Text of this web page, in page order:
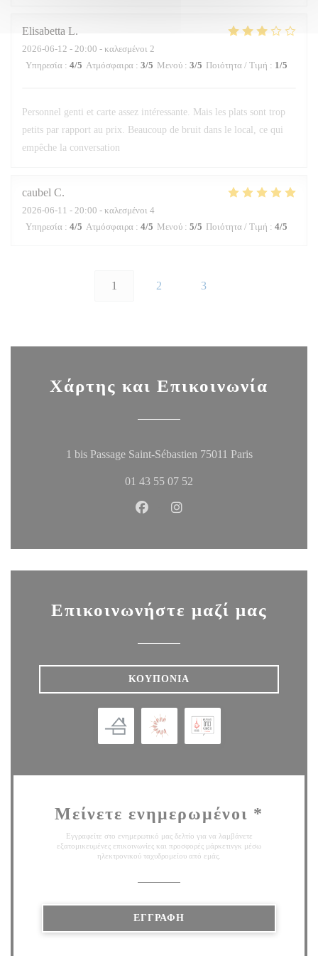
Elisabetta L
2026-06-12 - 20:00 - καλεσμένοι 2
Υπηρεσία : 4/5 Ατμόσφαιρα : 3/5 Μενού : 3/5 Ποιότητα / Τιμή : 1/5
Personnel genti et carte assez intéressante. Mais les plats sont trop
petits par rapport au prix. Beaucoup de bruit dans le local, ce qui
empêche la conversation
caubel C
2026-06-11 - 20:00 - καλεσμένοι 4
Υπηρεσία : 4/5 Ατμόσφαιρα : 4/5 Μενού : 5/5 Ποιότητα / Τιμή : 4/5
1 2 3
Χάρτης και Επικοινωνία
1 bis Passage Saint-Sébastien 75011 Paris((ανοίγει σε
01 43 55 07 52
Facebook ((ανοίγει σε νέο
Επικοινωνήστε μαζί μας
ΚΟΥΠΌΝΙΑ
Μείνετε ενημερωμένοι *
Εγγραφείτε στο ενημερωτικό μας δελτίο για να λαμβάνετε
εξατομικευμένες επικοινωνίες και προσφορές μάρκετινγκ μέσω
ηλεκτρονικού ταχυδρομείου από εμάς.
ΕΓΓΡΑΦΉ